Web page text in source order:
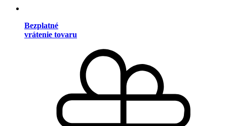
Bezplatné
vrátenie tovaru